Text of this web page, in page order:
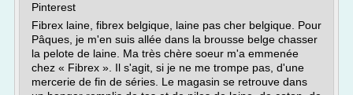
Pinterest
Fibrex laine, fibrex belgique, laine pas cher belgique. Pour
Pâques, je m'en suis allée dans la brousse belge chasser
la pelote de laine. Ma très chère soeur m'a emmenée
chez « Fibrex ». Il s'agit, si je ne me trompe pas, d'une
mercerie de fin de séries. Le magasin se retrouve dans